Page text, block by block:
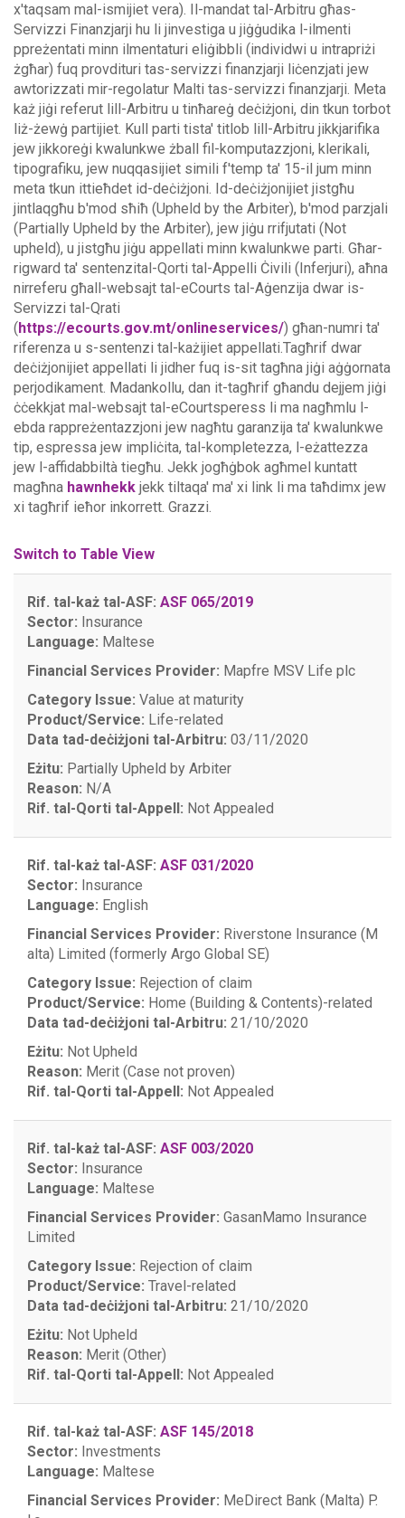
x'taqsam mal-ismijiet vera). Il-mandat tal-Arbitru għas-
Servizzi Finanzjarji hu li jinvestiga u jiġġudika l-ilmenti
ppreżentati minn ilmentaturi eliġibbli (individwi u intrapriżi
żgħar) fuq provdituri tas-servizzi finanzjarji liċenzjati jew
awtorizzati mir-regolatur Malti tas-servizzi finanzjarji. Meta
każ jiġi referut lill-Arbitru u tinħareġ deċiżjoni, din tkun torbot
liż-żewġ partijiet. Kull parti tista' titlob lill-Arbitru jikkjarifika
jew jikkoreġi kwalunkwe żball fil-komputazzjoni, klerikali,
tipografiku, jew nuqqasijiet simili f'temp ta' 15-il jum minn
meta tkun ittieħdet id-deċiżjoni. Id-deċiżjonijiet jistgħu
jintlaqgħu b'mod sħiħ (Upheld by the Arbiter), b'mod parzjali
(Partially Upheld by the Arbiter), jew jiġu rrifjutati (Not
upheld), u jistgħu jiġu appellati minn kwalunkwe parti. Għar-
rigward ta' sentenzital-Qorti tal-Appelli Ċivili (Inferjuri), aħna
nirreferu għall-websajt tal-eCourts tal-Aġenzija dwar is-
Servizzi tal-Qrati
(https://ecourts.gov.mt/onlineservices/) għan-numri ta'
riferenza u s-sentenzi tal-każijiet appellati.Tagħrif dwar
deċiżjonijiet appellati li jidher fuq is-sit tagħna jiġi aġġornata
perjodikament. Madankollu, dan it-tagħrif għandu dejjem jiġi
ċċekkjat mal-websajt tal-eCourtsperess li ma nagħmlu l-
ebda rappreżentazzjoni jew nagħtu garanzija ta' kwalunkwe
tip, espressa jew impliċita, tal-kompletezza, l-eżattezza
jew l-affidabbiltà tiegħu. Jekk jogħġbok agħmel kuntatt
magħna hawnhekk jekk tiltaqa' ma' xi link li ma taħdimx jew
xi tagħrif ieħor inkorrett. Grazzi.
Switch to Table View
Rif. tal-każ tal-ASF: ASF 065/2019
Sector: Insurance
Language: Maltese
Financial Services Provider: Mapfre MSV Life plc
Category Issue: Value at maturity
Product/Service: Life-related
Data tad-deċiżjoni tal-Arbitru: 03/11/2020
Eżitu: Partially Upheld by Arbiter
Reason: N/A
Rif. tal-Qorti tal-Appell: Not Appealed
Rif. tal-każ tal-ASF: ASF 031/2020
Sector: Insurance
Language: English
Financial Services Provider: Riverstone Insurance (M
alta) Limited (formerly Argo Global SE)
Category Issue: Rejection of claim
Product/Service: Home (Building & Contents)-related
Data tad-deċiżjoni tal-Arbitru: 21/10/2020
Eżitu: Not Upheld
Reason: Merit (Case not proven)
Rif. tal-Qorti tal-Appell: Not Appealed
Rif. tal-każ tal-ASF: ASF 003/2020
Sector: Insurance
Language: Maltese
Financial Services Provider: GasanMamo Insurance
Limited
Category Issue: Rejection of claim
Product/Service: Travel-related
Data tad-deċiżjoni tal-Arbitru: 21/10/2020
Eżitu: Not Upheld
Reason: Merit (Other)
Rif. tal-Qorti tal-Appell: Not Appealed
Rif. tal-każ tal-ASF: ASF 145/2018
Sector: Investments
Language: Maltese
Financial Services Provider: MeDirect Bank (Malta) P.